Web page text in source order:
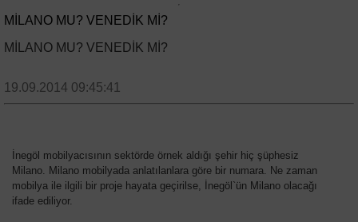
MİLANO MU? VENEDİK Mİ?
MİLANO MU? VENEDİK Mİ?
19.09.2014 09:45:41
İnegöl mobilyacısının sektörde örnek aldığı şehir hiç şüphesiz
Milano. Milano mobilyada anlatılanlara göre bir numara. Ne zaman
mobilya ile ilgili bir proje hayata geçirilse, İnegöl`ün Milano olacağı
ifade ediliyor.